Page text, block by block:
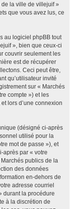
la ville de villejuif »
que vous avez lus, ce
au logiciel phpBB tout
», bien que ceux-ci
couvrir seulement les
est de récupérer
Ceci peut être,
qu’utilisateur invité
sur « Marchés
compte ») et les
lors d’une connexion
(désigné ci-après
utilisé pour la
mot de passe »), et
après par « votre
publics de la
des données
en-dehors de
adresse courriel
durant la procédure
à la discrétion de